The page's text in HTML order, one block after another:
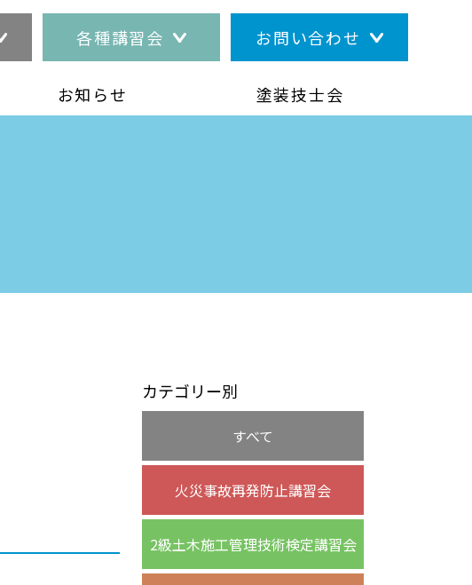
各種講習会 お問い合わせ
お知らせ 塗装技士会
カテゴリー別
すべて
火災事故再発防止講習会
2級土木施工管理技術検定講習会